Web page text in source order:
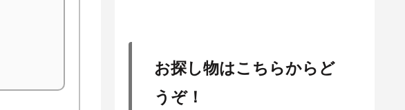
お探し物はこちらからど
うぞ！